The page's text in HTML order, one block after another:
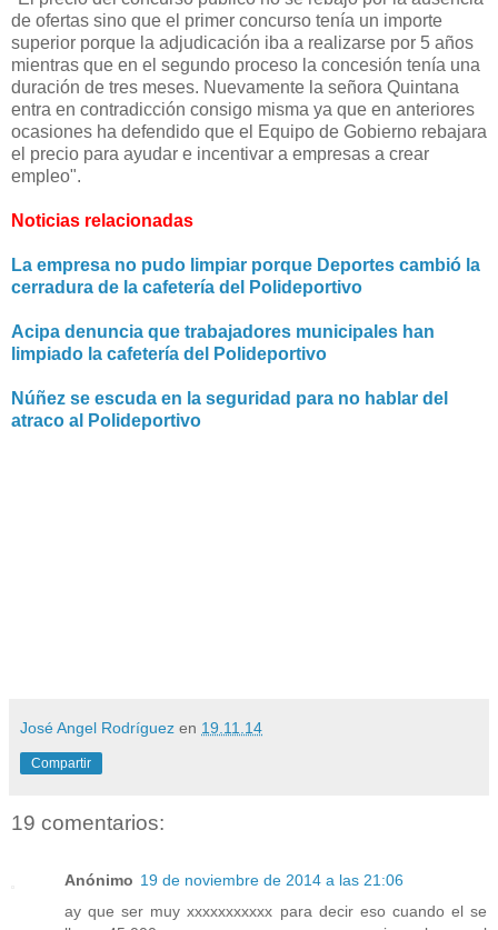
de ofertas sino que el primer concurso tenía un importe
superior porque la adjudicación iba a realizarse por 5 años
mientras que en el segundo proceso la concesión tenía una
duración de tres meses. Nuevamente la señora Quintana
entra en contradicción consigo misma ya que en anteriores
ocasiones ha defendido que el Equipo de Gobierno rebajara
el precio para ayudar e incentivar a empresas a crear
empleo".
Noticias relacionadas
La empresa no pudo limpiar porque Deportes cambió la
cerradura de la cafetería del Polideportivo
Acipa denuncia que trabajadores municipales han
limpiado la cafetería del Polideportivo
Núñez se escuda en la seguridad para no hablar del
atraco al Polideportivo
José Angel Rodríguez en 19.11.14
Compartir
19 comentarios:
Anónimo 19 de noviembre de 2014 a las 21:06
ay que ser muy xxxxxxxxxxx para decir eso cuando el se